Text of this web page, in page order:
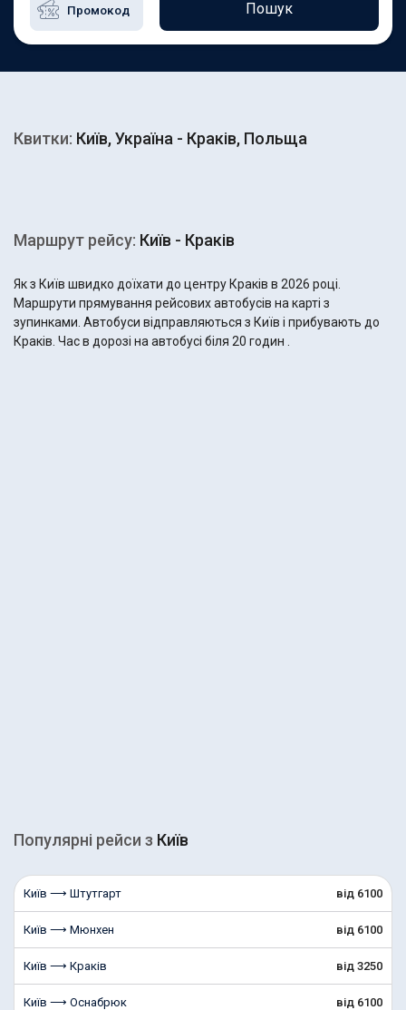
Пошук
Квитки: Київ, Україна - Краків, Польща
Маршрут рейсу: Київ - Краків
Як з Київ швидко доїхати до центру Краків в 2026 році.
Маршрути прямування рейсових автобусів на карті з
зупинками. Автобуси відправляються з Київ і прибувають до
Краків. Час в дорозі на автобусі біля 20 годин .
Популярні рейcи з Київ
Київ ⟶ Штутгарт від 6100
Київ ⟶ Мюнхен від 6100
Київ ⟶ Краків від 3250
Київ ⟶ Оснабрюк від 6100